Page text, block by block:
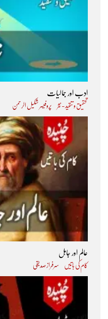
ادب اور جمالیات
تحقیق و تنقید - نثر پروفیسر شکیل الرحمن
عالم اور جاہل
کام کی باتیں سرفراز صدیقی